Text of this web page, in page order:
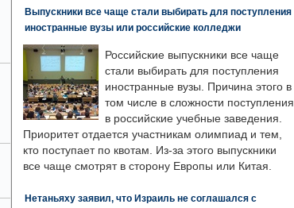
Выпускники все чаще стали выбирать для поступления
иностранные вузы или российские колледжи
Российские выпускники все чаще
стали выбирать для поступления
иностранные вузы. Причина этого в
том числе в сложности поступления
в российские учебные заведения.
Приоритет отдается участникам олимпиад и тем,
кто поступает по квотам. Из-за этого выпускники
все чаще смотрят в сторону Европы или Китая.
Нетаньяху заявил, что Израиль не соглашался с